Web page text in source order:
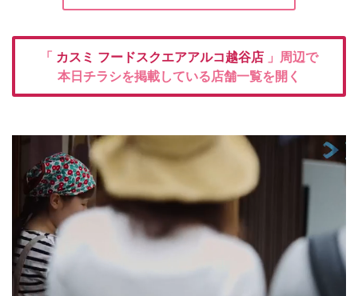
「 カスミ フードスクエアアルコ越谷店 」周辺で
本日チラシを掲載している店舗一覧を開く